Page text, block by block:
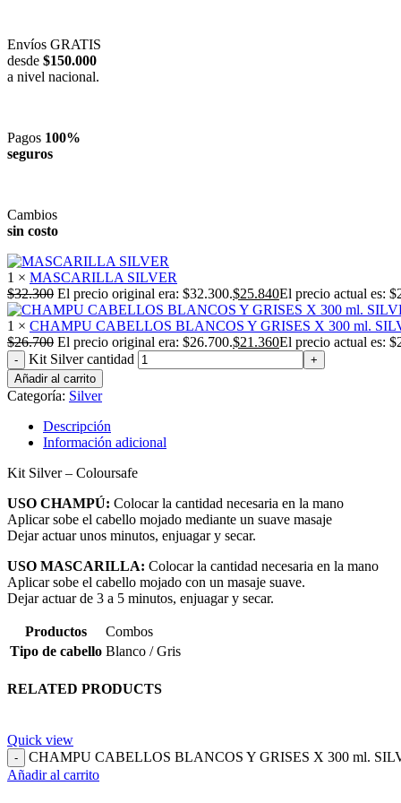
Envíos GRATIS
desde $150.000
a nivel nacional.
Pagos 100%
seguros
Cambios
sin costo
1 × MASCARILLA SILVER
$32.300 El precio original era: $32.300.$25.840El precio actual es:
1 × CHAMPU CABELLOS BLANCOS Y GRISES X 300 ml.
$26.700 El precio original era: $26.700.$21.360El precio actual es:
Kit Silver cantidad
Añadir al carrito
Categoría: Silver
Descripción
Información adicional
Kit Silver – Coloursafe
USO CHAMPÚ: Colocar la cantidad necesaria en la mano
Aplicar sobe el cabello mojado mediante un suave masaje
Dejar actuar unos minutos, enjuagar y secar.
USO MASCARILLA: Colocar la cantidad necesaria en la mano
Aplicar sobe el cabello mojado con un masaje suave.
Dejar actuar de 3 a 5 minutos, enjuagar y secar.
Productos
Combos
Tipo de cabello Blanco / Gris
RELATED PRODUCTS
Quick view
CHAMPU CABELLOS BLANCOS Y GRISES X 300 ml.
Añadir al carrito